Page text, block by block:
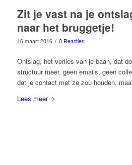
Zit je vast na je
naar het bruggetje!
16 maart 2016 / 0 Reacties
Ontslag, het verlies van je baan, dat
structuur meer, geen emails, geen
dat je contact met ze zou houden,
Lees meer